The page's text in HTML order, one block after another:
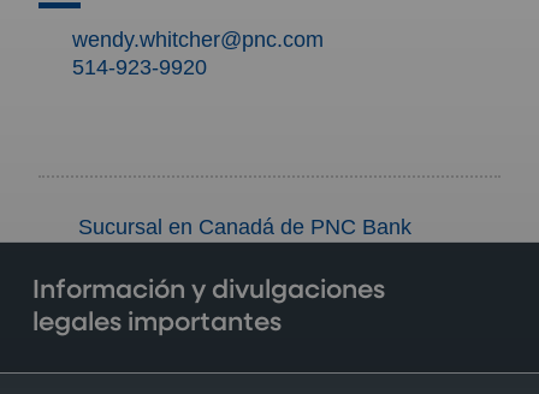
wendy.whitcher@pnc.com
514-923-9920
Sucursal en Canadá de PNC Bank
Información y divulgaciones
legales importantes